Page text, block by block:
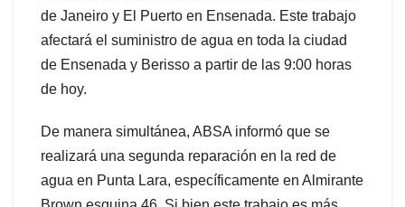
de Janeiro y El Puerto en Ensenada. Este trabajo
afectará el suministro de agua en toda la ciudad
de Ensenada y Berisso a partir de las 9:00 horas
de hoy.
De manera simultánea, ABSA informó que se
realizará una segunda reparación en la red de
agua en Punta Lara, específicamente en Almirante